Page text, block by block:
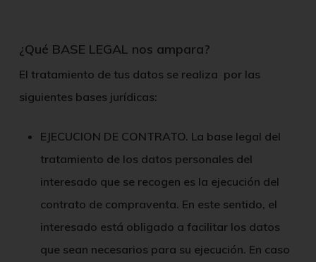
¿Qué BASE LEGAL nos ampara?
El tratamiento de tus datos se realiza por las
siguientes bases jurídicas:
EJECUCION DE CONTRATO. La base legal del
tratamiento de los datos personales del
interesado que se recogen es la ejecución del
contrato de compraventa. En este sentido, el
interesado está obligado a facilitar los datos
que sean necesarios para su ejecución. En caso